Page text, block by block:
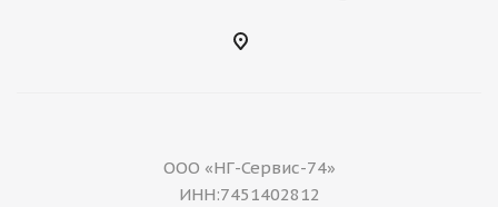
ООО «НГ-Сервис-74»
ИНН:7451402812